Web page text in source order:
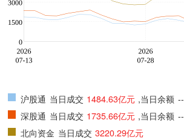
沪股通 当日成交 1484.63亿元 ,当日余额 --
深股通 当日成交 1735.66亿元 ,当日余额 --
北向资金 当日成交 3220.29亿元